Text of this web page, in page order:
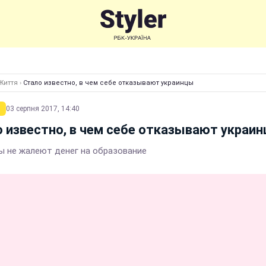
› Стало известно, в чем себе отказывают украинцы
03 серпня 2017, 14:40
известно, в чем себе отказывают
не жалеют денег на образование